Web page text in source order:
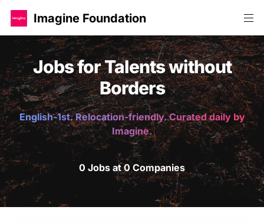
Imagine Foundation
Jobs for Talents without
Borders
English-1st. Relocation-friendly. Curated daily by
Imagine.
0 Jobs at 0 Companies